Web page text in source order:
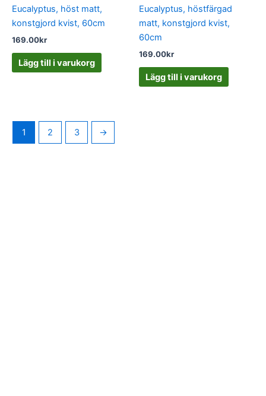
Eucalyptus, höst matt,
konstgjord kvist, 60cm
169.00kr
Lägg till i varukorg
Eucalyptus, höstfärgad
matt, konstgjord kvist,
60cm
169.00kr
Lägg till i varukorg
1 2 3 →